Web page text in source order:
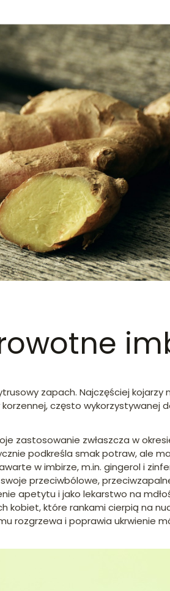
zapach. Najczęściej kojarzy
często wykorzystywanej
zastosowanie zwłaszcza w
podkreśla smak potraw, ale
w imbirze, m.in. gingerol i
przeciwbólowe,
apetytu i jako lekarstwo na
kobiet, które rankami cierpią na
rozgrzewa i poprawia ukrwienie